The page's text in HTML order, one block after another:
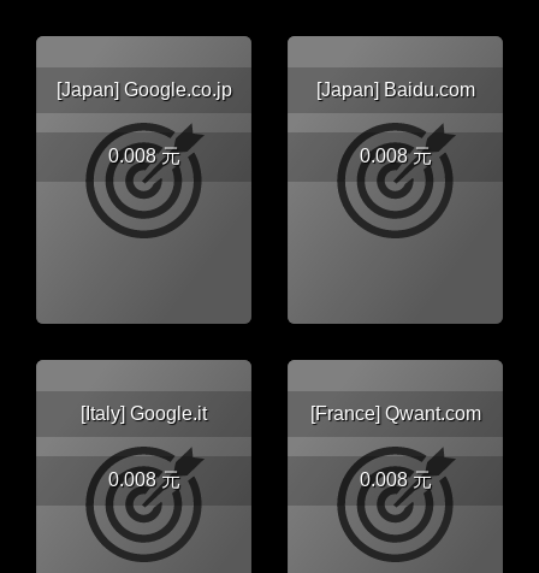
[Japan] Google.co.jp
0.008 元
[Japan] Baidu.com
0.008 元
[Italy] Google.it
0.008 元
[France] Qwant.com
0.008 元